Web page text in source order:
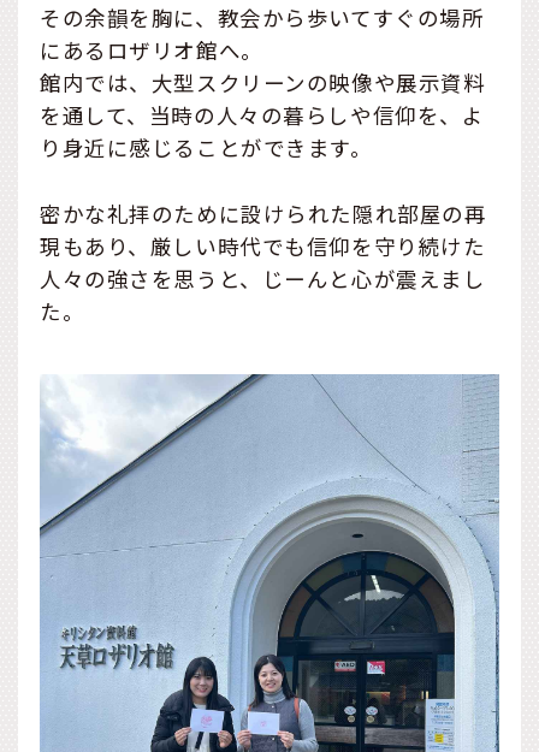
その余韻を胸に、教会から歩いてすぐの場所
にあるロザリオ館へ。
館内では、大型スクリーンの映像や展示資料
を通して、当時の人々の暮らしや信仰を、よ
り身近に感じることができます。
密かな礼拝のために設けられた隠れ部屋の再
現もあり、厳しい時代でも信仰を守り続けた
人々の強さを思うと、じーんと心が震えまし
た。